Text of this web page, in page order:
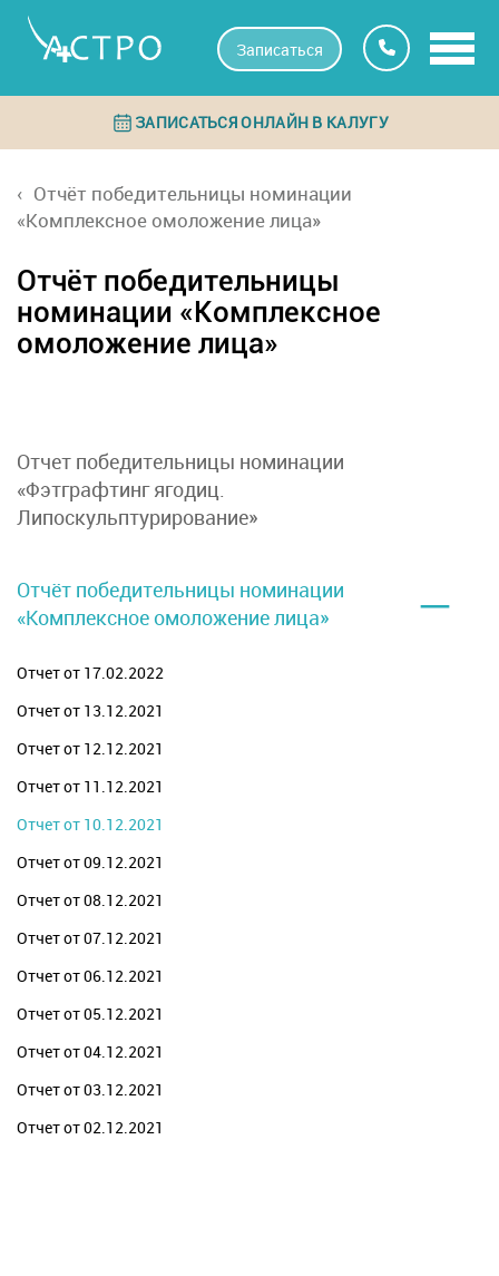
Записаться
ЗАПИСАТЬСЯ ОНЛАЙН В КАЛУГУ
Отчёт победительницы номинации
«Комплексное омоложение лица»
Отчёт победительницы
номинации «Комплексное
омоложение лица»
Отчет победительницы номинации
«Фэтграфтинг ягодиц.
Липоскульптурирование»
Отчёт победительницы номинации
«Комплексное омоложение лица»
–
Отчет от 17.02.2022
Отчет от 13.12.2021
Отчет от 12.12.2021
Отчет от 11.12.2021
Отчет от 10.12.2021
Отчет от 09.12.2021
Отчет от 08.12.2021
Отчет от 07.12.2021
Отчет от 06.12.2021
Отчет от 05.12.2021
Отчет от 04.12.2021
Отчет от 03.12.2021
Отчет от 02.12.2021